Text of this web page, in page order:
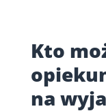
Kto
na